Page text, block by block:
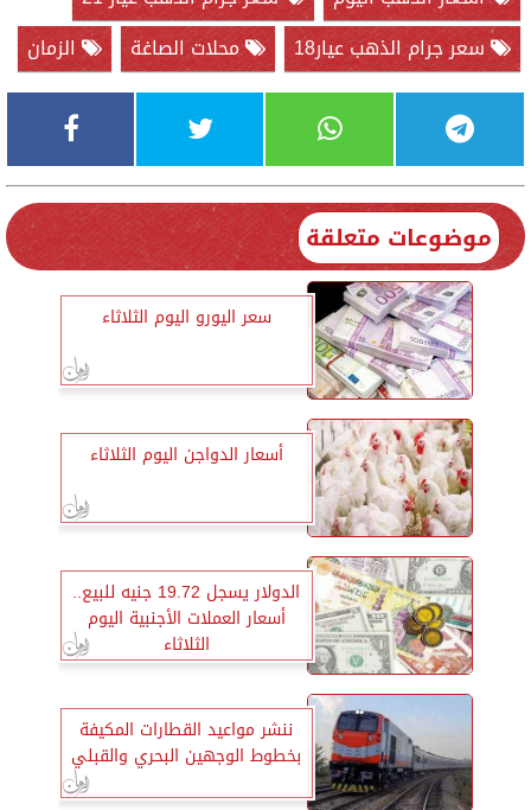
سعر جرام الذهب عيار18
محلات الصاغة الزمان
موضوعات متعلقة
سعر اليورو اليوم الثلاثاء
أسعار الدواجن اليوم الثلاثاء
الدولار يسجل 19.72 جنيه للبيع..
أسعار العملات الأجنبية اليوم
الثلاثاء
ننشر مواعيد القطارات المكيفة
بخطوط الوجهين البحري والقبلي